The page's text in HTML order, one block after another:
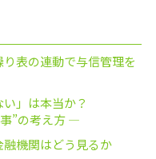
表の連動で与信管理を
らない」は本当か？
”の考え方 ―
機関はどう見るか